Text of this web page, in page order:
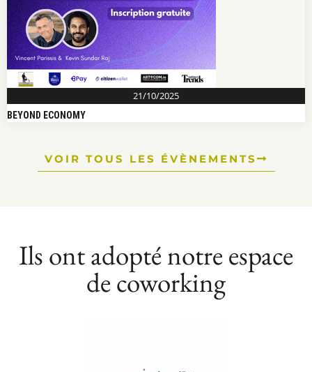
21/10/2025
BEYOND ECONOMY
VOIR TOUS LES ÉVÈNEMENTS
Ils ont adopté notre espace
de coworking